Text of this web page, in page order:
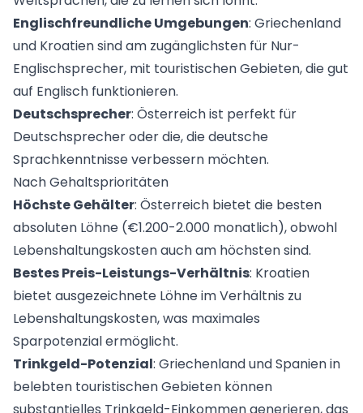
Englischfreundliche Umgebungen: Griechenland
und Kroatien sind am zugänglichsten für Nur-
Englischsprecher, mit touristischen Gebieten, die gut
auf Englisch funktionieren.
Deutschsprecher: Österreich ist perfekt für
Deutschsprecher oder die, die deutsche
Sprachkenntnisse verbessern möchten.
Nach Gehaltsprioritäten
Höchste Gehälter: Österreich bietet die besten
absoluten Löhne (€1.200-2.000 monatlich), obwohl
Lebenshaltungskosten auch am höchsten sind.
Bestes Preis-Leistungs-Verhältnis: Kroatien
bietet ausgezeichnete Löhne im Verhältnis zu
Lebenshaltungskosten, was maximales
Sparpotenzial ermöglicht.
Trinkgeld-Potenzial: Griechenland und Spanien in
belebten touristischen Gebieten können